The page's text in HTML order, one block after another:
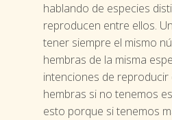
hablando de especies
reproducen entre ellos.
tener siempre el mismo
hembras de la misma
intenciones de
hembras si no tenemos
esto porque si tenemos